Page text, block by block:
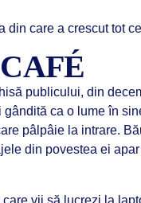
din care a crescut tot
publicului, din
ca o lume în
pâlpâie la intrare.
din povestea ei
vii să lucrezi la